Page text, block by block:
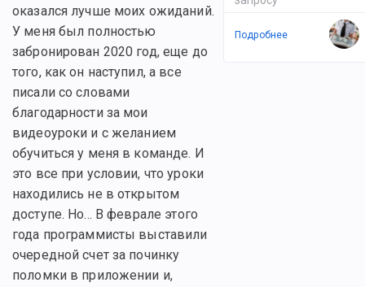
оказался лучше моих ожиданий.
У меня был полностью
забронирован 2020 год, еще до
того, как он наступил, а все
писали со словами
благодарности за мои
видеоуроки и с желанием
обучиться у меня в команде. И
это все при условии, что уроки
находились не в открытом
доступе. Но... В феврале этого
года программисты выставили
очередной счет за починку
поломки в приложении и,
Подробнее